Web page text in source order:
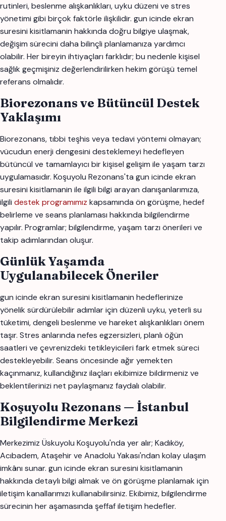
rutinleri, beslenme alışkanlıkları, uyku düzeni ve stres
yönetimi gibi birçok faktörle ilişkilidir. gun icinde ekran
suresini kisitlamanin hakkında doğru bilgiye ulaşmak,
değişim sürecini daha bilinçli planlamanıza yardımcı
olabilir. Her bireyin ihtiyaçları farklıdır; bu nedenle kişisel
sağlık geçmişiniz değerlendirilirken hekim görüşü temel
referans olmalıdır.
Biorezonans ve Bütüncül Destek
Yaklaşımı
Biorezonans, tıbbi teşhis veya tedavi yöntemi olmayan;
vücudun enerji dengesini desteklemeyi hedefleyen
bütüncül ve tamamlayıcı bir kişisel gelişim ile yaşam tarzı
uygulamasıdır. Koşuyolu Rezonans'ta gun icinde ekran
suresini kisitlamanin ile ilgili bilgi arayan danışanlarımıza,
ilgili destek programımız kapsamında ön görüşme, hedef
belirleme ve seans planlaması hakkında bilgilendirme
yapılır. Programlar; bilgilendirme, yaşam tarzı önerileri ve
takip adımlarından oluşur.
Günlük Yaşamda
Uygulanabilecek Öneriler
gun icinde ekran suresini kisitlamanin hedeflerinize
yönelik sürdürülebilir adımlar için düzenli uyku, yeterli su
tüketimi, dengeli beslenme ve hareket alışkanlıkları önem
taşır. Stres anlarında nefes egzersizleri, planlı öğün
saatleri ve çevrenizdeki tetikleyicileri fark etmek süreci
destekleyebilir. Seans öncesinde ağır yemekten
kaçınmanız, kullandığınız ilaçları ekibimize bildirmeniz ve
beklentilerinizi net paylaşmanız faydalı olabilir.
Koşuyolu Rezonans — İstanbul
Bilgilendirme Merkezi
Merkezimiz Üskuyolu Koşuyolu'nda yer alır; Kadıköy,
Acıbadem, Ataşehir ve Anadolu Yakası'ndan kolay ulaşım
imkânı sunar. gun icinde ekran suresini kisitlamanin
hakkında detaylı bilgi almak ve ön görüşme planlamak için
iletişim kanallarımızı kullanabilirsiniz. Ekibimiz, bilgilendirme
sürecinin her aşamasında şeffaf iletişim hedefler.